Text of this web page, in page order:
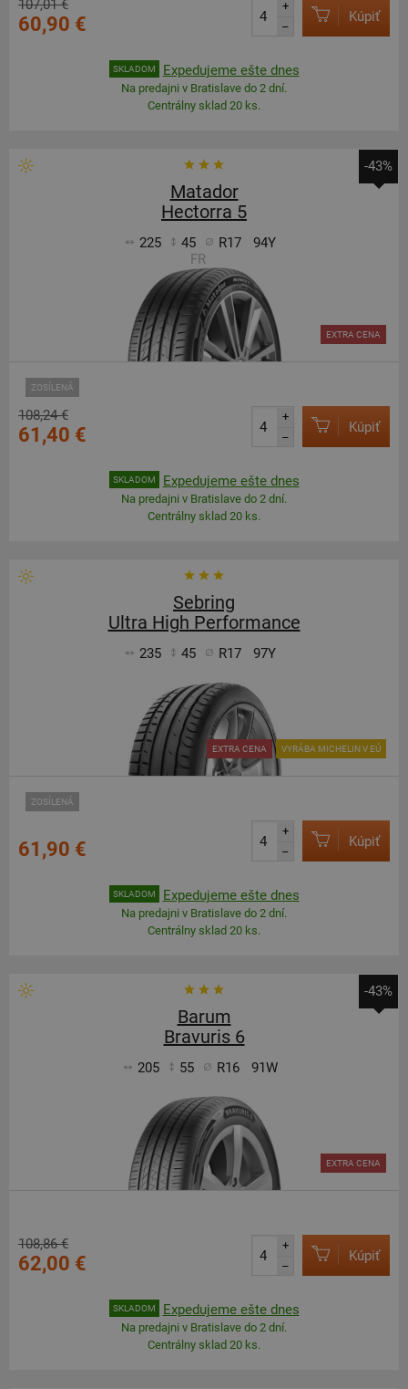
107,01 €
60,90 €
+
–
Kúpiť
SKLADOM Expedujeme ešte dnes
Na predajni v Bratislave do 2 dní.
Centrálny sklad 20 ks.
-43%
Matador
Hectorra 5
225 45 R17
94Y
FR
ZOSÍLENÁ
EXTRA CENA
108,24 €
61,40 €
+
–
Kúpiť
SKLADOM Expedujeme ešte dnes
Na predajni v Bratislave do 2 dní.
Centrálny sklad 20 ks.
Sebring
Ultra High Performance
235 45 R17 97Y
ZOSÍLENÁ
EXTRA CENA VYRÁBA MICHELIN V EÚ
61,90 €
+
–
Kúpiť
SKLADOM Expedujeme ešte dnes
Na predajni v Bratislave do 2 dní.
Centrálny sklad 20 ks.
-43%
Barum
Bravuris 6
205 55 R16 91W
EXTRA CENA
108,86 €
62,00 €
+
–
Kúpiť
SKLADOM Expedujeme ešte dnes
Na predajni v Bratislave do 2 dní.
Centrálny sklad 20 ks.